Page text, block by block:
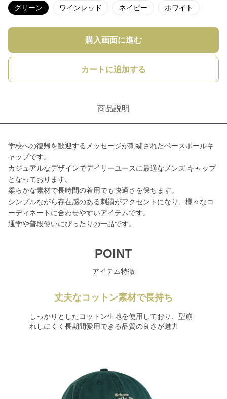
グリーン ワインレッド ネイビー ホワイト
購入画面に進む
カートに追加する
商品説明
学校への復帰を歓迎するメッセージが刺繍されたベースボールキ
ャップです。
カジュアルなデザインでデイリーユースに最適なメンズ キャップ
となっております。
柔らかな素材で長時間の着用でも快適さを保ちます。
シンプルながら存在感のある刺繍がアクセントになり、様々なコ
ーディネートに合わせやすいアイテムです。
通学や普段使いにぴったりの一品です。
POINT
アイテム特徴
丈夫なコットン素材で長持ち
しっかりとしたコットン生地を使用しており、型崩
れしにくく長期間愛用できる品質の良さが魅力